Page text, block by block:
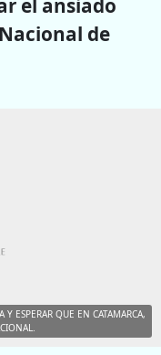
el ansiado
de
Y ESPERAR QUE EN CATAMARCA,